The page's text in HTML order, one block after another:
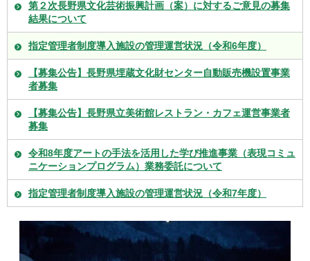
第２次長野県文化芸術振興計画（案）に対するご意見の募集
結果について
指定管理者制度導入施設の管理運営状況（令和6年度）
【募集公告】長野県埋蔵文化財センター自動販売機設置事業
者募集
【募集公告】長野県立美術館レストラン・カフェ運営事業者
募集
令和8年度アートの手法を活用した学び推進事業（表現コミュ
ニケーションプログラム）業務委託について
指定管理者制度導入施設の管理運営状況（令和7年度）